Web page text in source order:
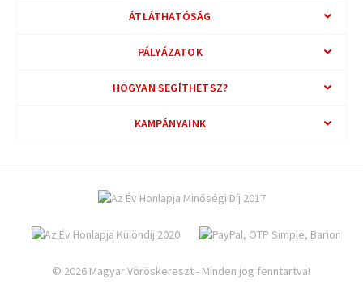
ÁTLÁTHATÓSÁG
PÁLYÁZATOK
HOGYAN SEGÍTHETSZ?
KAMPÁNYAINK
© 2026 Magyar Vöröskereszt - Minden jog fenntartva!